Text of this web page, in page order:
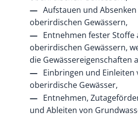
Aufstauen und
oberirdischen Gewässern,
Entnehmen fester Stoffe
oberirdischen Gewässern,
die Gewässereigenschaften
Einbringen und Einleiten
oberirdische Gewässer,
Entnehmen,
und Ableiten von